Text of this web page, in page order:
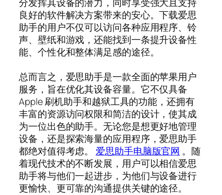
良好的软件解决方案带来的安心。下载爱思
助手的用户不仅可以访问各种应用程序、铃
声、壁纸和游戏，还能找到一条提升设备性
能、个性化和整体满足感的途径。
总而言之，爱思助手是一款全面的苹果用户
服务，旨在优化其设备容量。它不仅具备
Apple 刷机助手和越狱工具的功能，还拥有
丰富的资源访问权限和简洁的设计，使其成
为一位出色的助手。无论您是想更好地管理
设备，还是探索海量的应用程序，爱思助手
都绝对值得考虑。爱思助手电脑版官网 。随
着现代技术的不断发展，用户可以相信爱思
助手将与他们一起进步，为他们与设备进行
更愉快、更可靠的沟通提供关键的途径。